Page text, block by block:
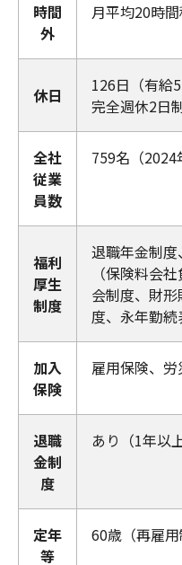
時間
外
月平均20時
休日
126日（有給
完全週休2日
全社
従業
員数
759名（2024
福利
厚生
制度
退職年金制
（保険料会
会制度、財
度、永年勤続
加入
保険
雇用保険、
退職
金制
度
あり（1年以上
定年
等
60歳（再雇用